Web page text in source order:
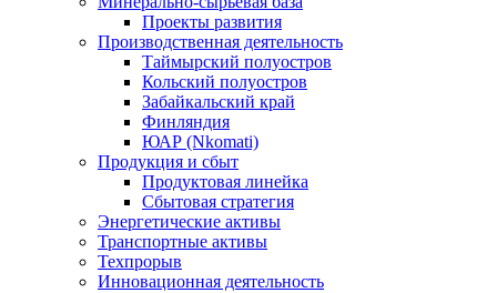
Проекты развития
Производственная деятельность
Таймырский полуостров
Кольский полуостров
Забайкальский край
Финляндия
ЮАР (Nkomati)
Продукция и сбыт
Продуктовая линейка
Сбытовая стратегия
Энергетические активы
Транспортные активы
Техпрорыв
Инновационная деятельность